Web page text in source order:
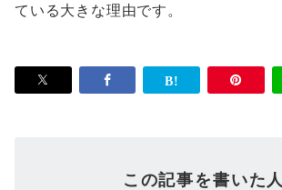
ている大きな理由です。
この記事を書いた人